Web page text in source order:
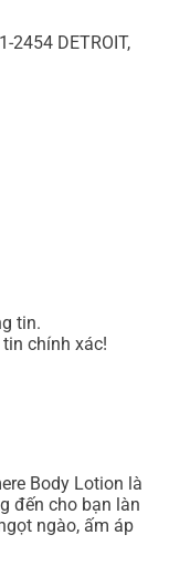
2454 DETROIT,
tin.
chính xác!
Body Lotion là
đến cho bạn làn
ngào, ấm áp